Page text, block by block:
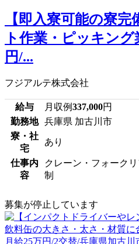
【即入寮可能の寮
ト作業・ピッキング
円/...
フジアルテ株式会社
給与 月収例337,000円
勤務地
兵庫県 加古川市
寮・社
宅
あり
仕事内
容
クレーン・フォーク
制
募集が停止しています